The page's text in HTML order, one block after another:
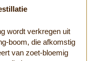
wordt verkregen uit
boom, die afkomstig
van zoet-bloemig